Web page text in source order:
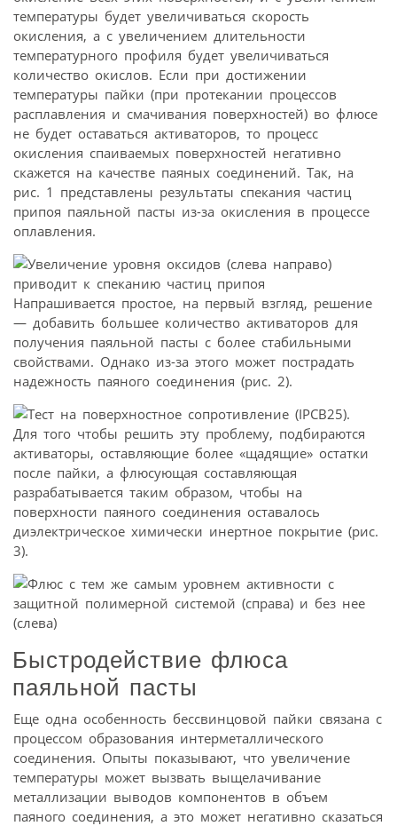
температуры будет увеличиваться скорость
окисления, а с увеличением длительности
температурного профиля будет увеличиваться
количество окислов. Если при достижении
температуры пайки (при протекании процессов
расплавления и смачивания поверхностей) во флюсе
не будет оставаться активаторов, то процесс
окисления спаиваемых поверхностей негативно
скажется на качестве паяных соединений. Так, на
рис. 1 представлены результаты спекания частиц
припоя паяльной пасты из-за окисления в процессе
оплавления.
Напрашивается простое, на первый взгляд, решение
— добавить большее количество активаторов для
получения паяльной пасты с более стабильными
свойствами. Однако из-за этого может пострадать
надежность паяного соединения (рис. 2).
Для того чтобы решить эту проблему, подбираются
активаторы, оставляющие более «щадящие» остатки
после пайки, а флюсующая составляющая
разрабатывается таким образом, чтобы на
поверхности паяного соединения оставалось
диэлектрическое химически инертное покрытие (рис.
3).
Быстродействие флюса
паяльной пасты
Еще одна особенность бессвинцовой пайки связана с
процессом образования интерметаллического
соединения. Опыты показывают, что увеличение
температуры может вызвать выщелачивание
металлизации выводов компонентов в объем
паяного соединения, а это может негативно сказаться